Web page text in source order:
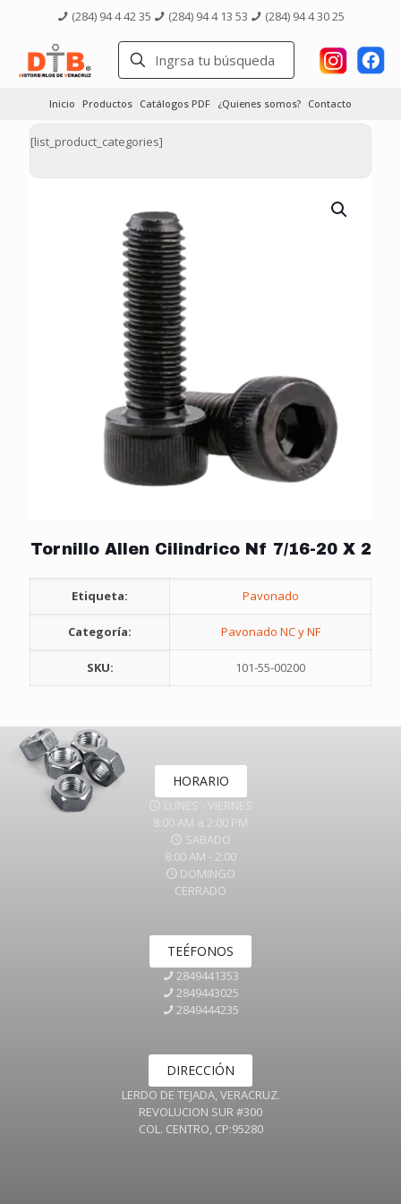
(284) 94 4 42 35 (284) 94 4 13 53 (284) 94 4 30 25
Inicio Productos Catálogos PDF ¿Quienes somos? Contacto
[list_product_categories]
Tornillo Allen Cilindrico Nf 7/16-20 X 2
Etiqueta: Pavonado
Categoría: Pavonado NC y NF
SKU: 101-55-00200
HORARIO
LUNES - VIERNES
8:00 AM a 2:00 PM
SABADO
8:00 AM - 2:00
DOMINGO
CERRADO
TEÉFONOS
2849441353
2849443025
2849444235
DIRECCIÓN
LERDO DE TEJADA, VERACRUZ.
REVOLUCION SUR #300
COL. CENTRO, CP:95280